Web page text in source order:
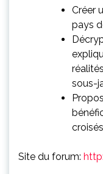
Créer
pays
sous-
Site du forum: